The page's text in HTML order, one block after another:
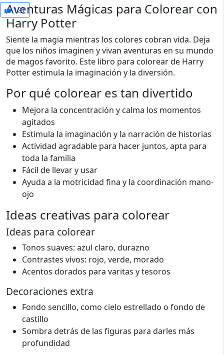
121
Aventuras Mágicas para Colorear con
Harry Potter
Siente la magia mientras los colores cobran vida. Deja
que los niños imaginen y vivan aventuras en su mundo
de magos favorito. Este libro para colorear de Harry
Potter estimula la imaginación y la diversión.
Por qué colorear es tan divertido
Mejora la concentración y calma los momentos
agitados
Estimula la imaginación y la narración de historias
Actividad agradable para hacer juntos, apta para
toda la familia
Fácil de llevar y usar
Ayuda a la motricidad fina y la coordinación mano-
ojo
Ideas creativas para colorear
Ideas para colorear
Tonos suaves: azul claro, durazno
Contrastes vivos: rojo, verde, morado
Acentos dorados para varitas y tesoros
Decoraciones extra
Fondo sencillo, como cielo estrellado o fondo de
castillo
Sombra detrás de las figuras para darles más
profundidad